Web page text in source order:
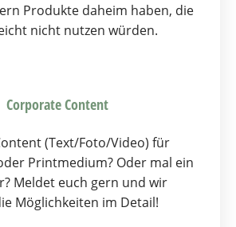
Produkte daheim haben, die
nicht nutzen würden.
Corporate Content
(Text/Foto/Video) für
Printmedium? Oder mal ein
Meldet euch gern und wir
Möglichkeiten im Detail!